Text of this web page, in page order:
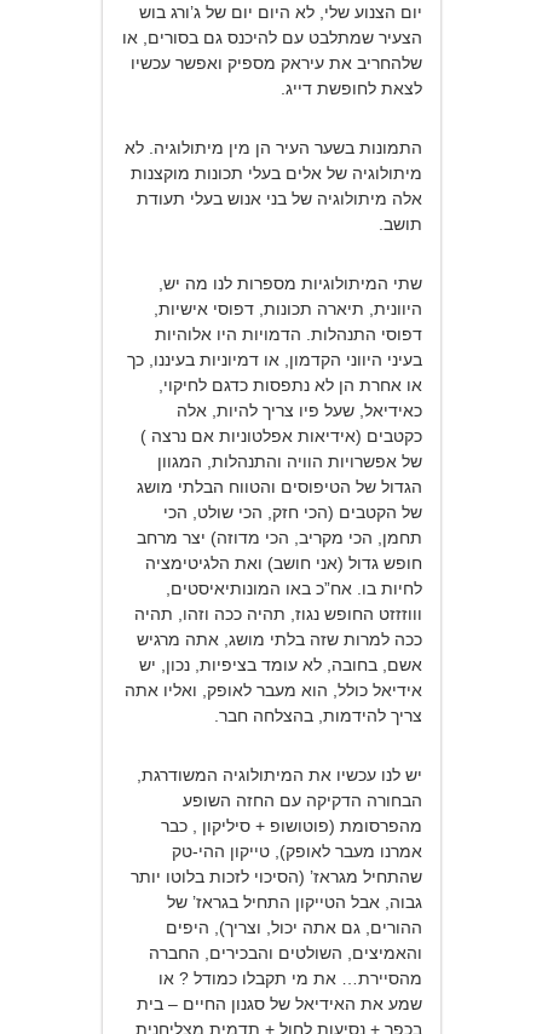
יום הצנוע שלי, לא היום יום של ג’ורג בוש
הצעיר שמתלבט עם להיכנס גם בסורים, או
שלהחריב את עיראק מספיק ואפשר עכשיו
לצאת לחופשת דייג.
התמונות בשער העיר הן מין מיתולוגיה. לא
מיתולוגיה של אלים בעלי תכונות מוקצנות
אלה מיתולוגיה של בני אנוש בעלי תעודת
תושב.
שתי המיתולוגיות מספרות לנו מה יש,
היוונית, תיארה תכונות, דפוסי אישיות,
דפוסי התנהלות. הדמויות היו אלוהיות
בעיני היווני הקדמון, או דמיוניות בעיננו, כך
או אחרת הן לא נתפסות כדגם לחיקוי,
כאידיאל, שעל פיו צריך להיות, אלה
כקטבים (אידיאות אפלטוניות אם נרצה )
של אפשרויות הוויה והתנהלות, המגוון
הגדול של הטיפוסים והטווח הבלתי מושג
של הקטבים (הכי חזק, הכי שולט, הכי
תחמן, הכי מקריב, הכי מדוזה) יצר מרחב
חופש גדול (אני חושב) ואת הלגיטימציה
לחיות בו. אח”כ באו המונותיאיסטים,
וווזזזט החופש נגוז, תהיה ככה וזהו, תהיה
ככה למרות שזה בלתי מושג, אתה מרגיש
אשם, בחובה, לא עומד בציפיות, נכון, יש
אידיאל כולל, הוא מעבר לאופק, ואליו אתה
צריך להידמות, בהצלחה חבר.
יש לנו עכשיו את המיתולוגיה המשודרגת,
הבחורה הדקיקה עם החזה השופע
מהפרסומת (פוטושופ + סיליקון , כבר
אמרנו מעבר לאופק), טייקון ההי-טק
שהתחיל מגראז’ (הסיכוי לזכות בלוטו יותר
גבוה, אבל הטייקון התחיל בגראז’ של
ההורים, גם אתה יכול, וצריך), היפים
והאמיצים, השולטים והבכירים, החברה
מהסיירת… את מי תקבלו כמודל ? או
שמע את האידיאל של סגנון החיים – בית
בכפר + נסיעות לחול + תדמית מצליחנית.